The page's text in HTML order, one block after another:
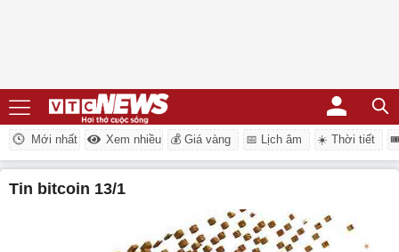
Mới nhất Xem nhiều 💰 Giá vàng 📅 Lịch âm ☀️ Thời tiết
tin bitcoin 13/1